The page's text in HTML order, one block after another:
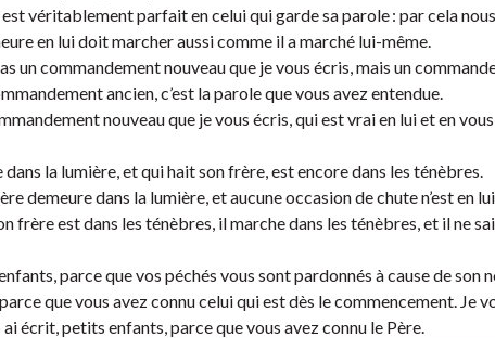
véritablement parfait en celui qui garde sa parole : par cela
en lui doit marcher aussi comme il a marché lui-même.
un commandement nouveau que je vous écris, mais un
ancien, c’est la parole que vous avez entendue.
nouveau que je vous écris, qui est vrai en lui et en
la lumière, et qui hait son frère, est encore dans les ténèbres.
demeure dans la lumière, et aucune occasion de chute n’est en lui.
frère est dans les ténèbres, il marche dans les ténèbres, et il ne
parce que vos péchés vous sont pardonnés à cause de son
que vous avez connu celui qui est dès le commencement. Je
écrit, petits enfants, parce que vous avez connu le Père.